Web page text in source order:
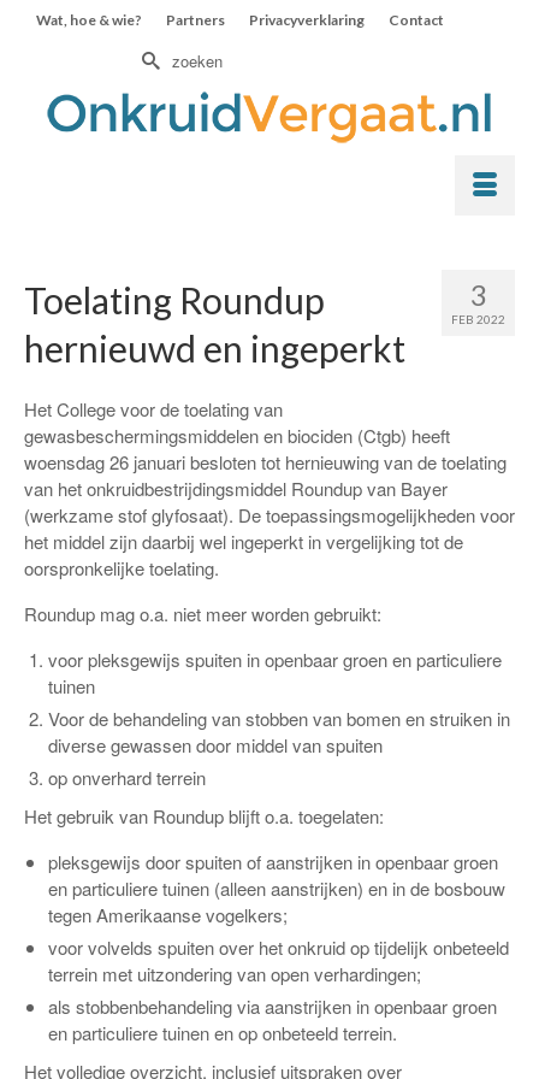
Wat, hoe & wie? Partners Privacyverklaring Contact
Zoek
3
FEB 2022
Toelating Roundup
hernieuwd en ingeperkt
Het College voor de toelating van
gewasbeschermingsmiddelen en biociden (Ctgb) heeft
woensdag 26 januari besloten tot hernieuwing van de toelating
van het onkruidbestrijdingsmiddel Roundup van Bayer
(werkzame stof glyfosaat). De toepassingsmogelijkheden voor
het middel zijn daarbij wel ingeperkt in vergelijking tot de
oorspronkelijke toelating.
Roundup mag o.a. niet meer worden gebruikt:
voor pleksgewijs spuiten in openbaar groen en particuliere
tuinen
Voor de behandeling van stobben van bomen en struiken in
diverse gewassen door middel van spuiten
op onverhard terrein
Het gebruik van Roundup blijft o.a. toegelaten:
pleksgewijs door spuiten of aanstrijken in openbaar groen
en particuliere tuinen (alleen aanstrijken) en in de bosbouw
tegen Amerikaanse vogelkers;
voor volvelds spuiten over het onkruid op tijdelijk onbeteeld
terrein met uitzondering van open verhardingen;
als stobbenbehandeling via aanstrijken in openbaar groen
en particuliere tuinen en op onbeteeld terrein.
Het volledige overzicht, inclusief uitspraken over